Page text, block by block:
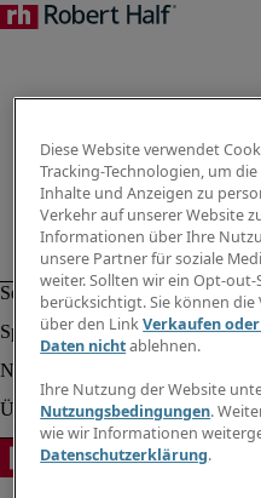
Diese Website verwendet
Tracking-Technologien, um
Inhalte und Anzeigen zu
Verkehr auf unserer Website
Informationen über Ihre
unsere Partner für soziale
weiter. Sollten wir ein Opt-
berücksichtigt. Sie können
über den LinkVerkaufen
Daten nichtablehnen.
Ihre Nutzung der Website
Nutzungsbedingungen.
wie wir Informationen
Datenschutzerklärung.